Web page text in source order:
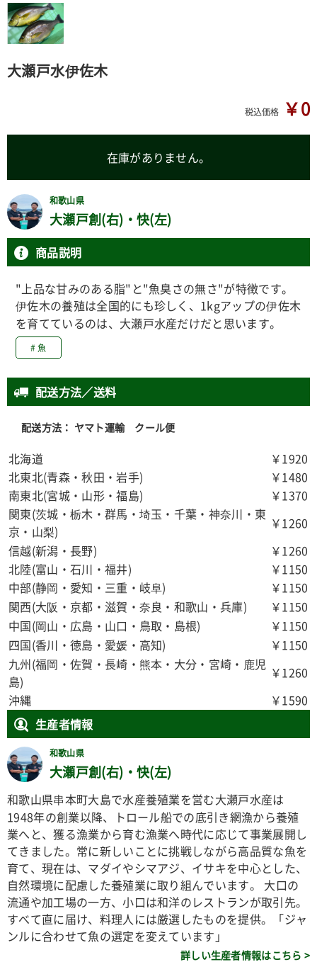
大瀬戸水伊佐木
税込価格 ￥0
在庫がありません。
和歌山県
大瀬戸創(右)・快(左)
商品説明
"上品な甘みのある脂"と"魚臭さの無さ"が特徴です。
伊佐木の養殖は全国的にも珍しく、1kgアップの伊佐木
を育てているのは、大瀬戸水産だけだと思います。
# 魚
配送方法／送料
配送方法： ヤマト運輸 クール便
北海道
￥1920
北東北(青森・秋田・岩手)
￥1480
南東北(宮城・山形・福島)
￥1370
関東(茨城・栃木・群馬・埼玉・千葉・神奈川・東
京・山梨)
￥1260
信越(新潟・長野)
￥1260
北陸(富山・石川・福井)
￥1150
中部(静岡・愛知・三重・岐阜)
￥1150
関西(大阪・京都・滋賀・奈良・和歌山・兵庫)
￥1150
中国(岡山・広島・山口・鳥取・島根)
￥1150
四国(香川・徳島・愛媛・高知)
￥1150
九州(福岡・佐賀・長崎・熊本・大分・宮崎・鹿児
島)
￥1260
沖縄
￥1590
生産者情報
和歌山県
大瀬戸創(右)・快(左)
和歌山県串本町大島で水産養殖業を営む大瀬戸水産は
1948年の創業以降、トロール船での底引き網漁から養殖
業へと、獲る漁業から育む漁業へ時代に応じて事業展開し
てきました。常に新しいことに挑戦しながら高品質な魚を
育て、現在は、マダイやシマアジ、イサキを中心とした、
自然環境に配慮した養殖業に取り組んでいます。 大口の
流通や加工場の一方、小口は和洋のレストランが取引先。
すべて直に届け、料理人には厳選したものを提供。「ジャ
ンルに合わせて魚の選定を変えています」
詳しい生産者情報はこちら >